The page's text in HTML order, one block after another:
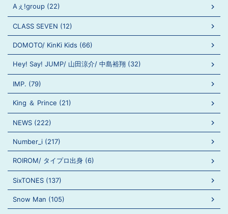
Aぇ!group (22)
CLASS SEVEN (12)
DOMOTO/ KinKi Kids (66)
Hey! Say! JUMP/ 山田涼介/ 中島裕翔 (32)
IMP. (79)
King ＆ Prince (21)
NEWS (222)
Number_i (217)
ROIROM/ タイプロ出身 (6)
SixTONES (137)
Snow Man (105)